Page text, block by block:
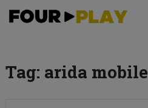
Tag: arida mobile